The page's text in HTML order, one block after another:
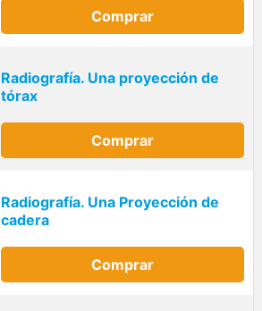
Comprar
Radiografía. Una proyección de
tórax
Comprar
Radiografía. Una Proyección de
cadera
Comprar